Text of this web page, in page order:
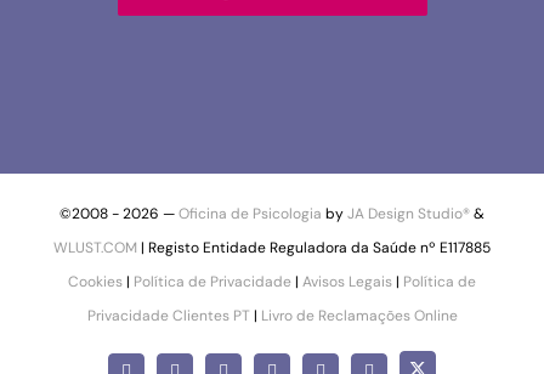
©2008 -2026 —Oficina de Psicologia byJA Design Studio®&
WLUST.COM | Registo Entidade Reguladora da Saúde nº E117885
Cookies| Política de Privacidade| Avisos Legais| Política de
Privacidade Clientes PT | Livro de Reclamações Online